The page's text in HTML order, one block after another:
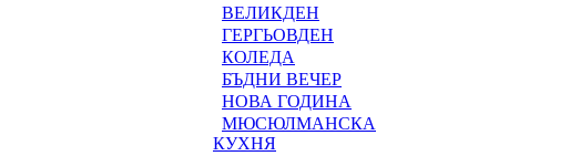
ВЕЛИКДЕН
ГЕРГЬОВДЕН
КОЛЕДА
БЪДНИ ВЕЧЕР
НОВА ГОДИНА
МЮСЮЛМАНСКА
КУХНЯ